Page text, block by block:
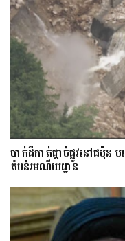
បាក់​ដី​កាត់ផ្តាច់ផ្លូវ​​នៅជប៉ុ
តំបន់រមណីយដ្ឋាន​